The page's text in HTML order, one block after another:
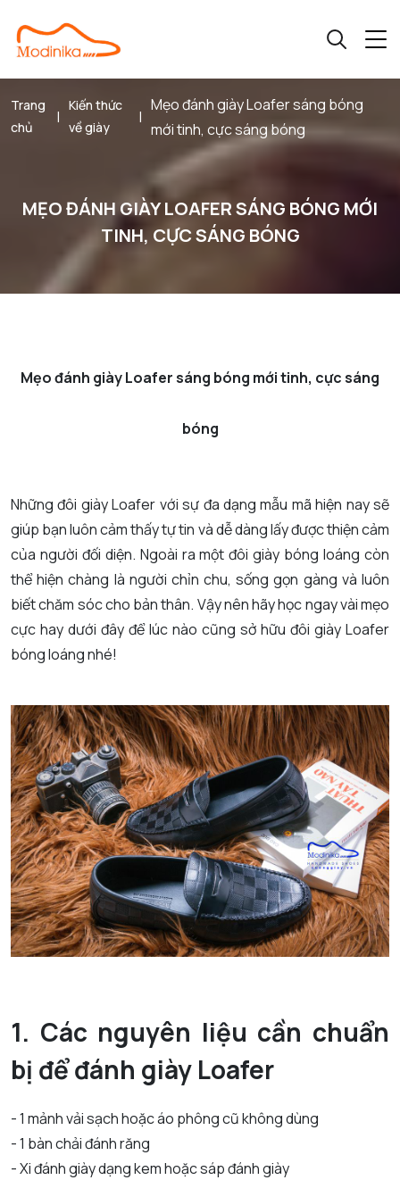
Trang
chủ
|
Kiến thức
về giày
|
Mẹo đánh giày Loafer sáng bóng
mới tinh, cực sáng bóng
MẸO ĐÁNH GIÀY LOAFER SÁNG BÓNG MỚI
TINH, CỰC SÁNG BÓNG
Mẹo đánh giày Loafer sáng bóng mới tinh, cực sáng
bóng
Những đôi giày Loafer với sự đa dạng mẫu mã hiện nay sẽ
giúp bạn luôn cảm thấy tự tin và dễ dàng lấy được thiện cảm
của người đối diện. Ngoài ra một đôi giày bóng loáng còn
thể hiện chàng là người chỉn chu, sống gọn gàng và luôn
biết chăm sóc cho bản thân. Vậy nên hãy học ngay vài mẹo
cực hay dưới đây để lúc nào cũng sở hữu đôi giày Loafer
bóng loáng nhé!
1. Các nguyên liệu cần chuẩn
bị để đánh giày Loafer
- 1 mảnh vải sạch hoặc áo phông cũ không dùng
- 1 bàn chải đánh răng
- Xi đánh giày dạng kem hoặc sáp đánh giày